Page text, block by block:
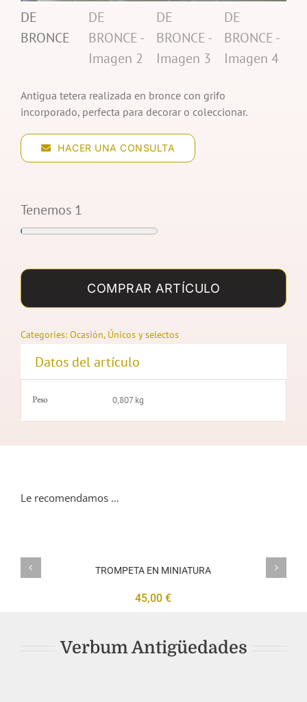
Antigua tetera realizada en bronce con grifo
incorporado, perfecta para decorar o coleccionar.
HACER UNA CONSULTA
Tenemos 1
BRONCE
cantidad
COMPRAR ARTÍCULO
Categories: Ocasión, Únicos y selectos
Datos del artículo
Peso 0,807 kg
Le recomendamos …
MINIATURA
TROMPETA EN MINIATURA
45,00€
Verbum Antigüedades